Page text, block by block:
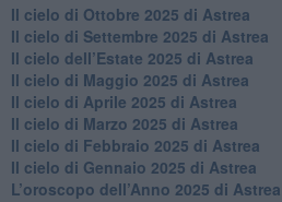
​Il cielo di Ottobre 2025 di Astrea
Il cielo di Settembre 2025 di Astrea
Il cielo dell’Estate 2025 di Astrea
​Il cielo di Maggio 2025 di Astrea
​Il cielo di Aprile 2025 di Astrea
Il cielo di Marzo 2025 di Astrea
​Il cielo di Febbraio 2025 di Astrea
Il cielo di Gennaio 2025 di Astrea
​L’oroscopo dell’Anno 2025 di Astrea